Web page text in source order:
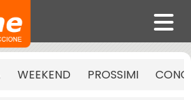
WEEKEND PROSSIMI